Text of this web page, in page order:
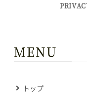
MENU
トップ